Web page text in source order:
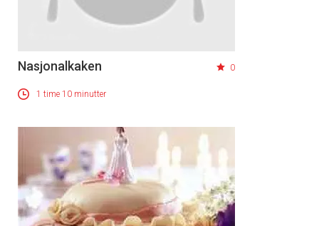
Nasjonalkaken 0
1 time 10 minutter